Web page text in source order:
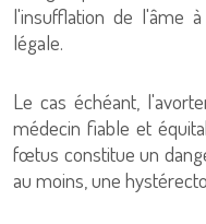
l'insufflation de l'âme
légale.
Le cas échéant,
médecin fiable et
fœtus constitue un
au moins, une